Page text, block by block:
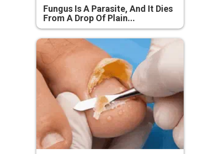
Fungus Is A Parasite, And It Dies
From A Drop Of Plain...